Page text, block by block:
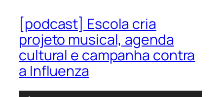
[podcast] Escola cria
projeto musical, agenda
cultural e campanha contra
a Influenza